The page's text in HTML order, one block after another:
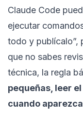
Claude Code
ejecutar
todo y publícalo”,
que no sabes
técnica, la regla
pequeñas, leer
cuando